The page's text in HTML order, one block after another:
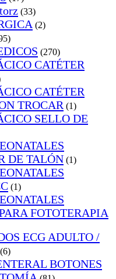
(33)
(2)
(270)
CATÉTER
CATÉTER
TROCAR (1)
SELLO DE
DE TALÓN (1)
(1)
FOTOTERAPIA
ECG ADULTO /
(6)
BOTONES